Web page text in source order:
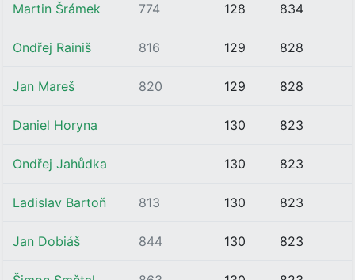
Martin Šrámek 774 128 834
Ondřej Rainiš 816 129 828
Jan Mareš 820 129 828
Daniel Horyna 130 823
Ondřej Jahůdka 130 823
Ladislav Bartoň 813 130 823
Jan Dobiáš 844 130 823